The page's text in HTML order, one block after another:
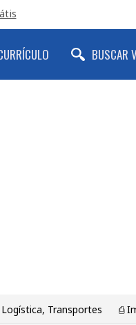
BUSCAR
Logística, Transportes ⎙